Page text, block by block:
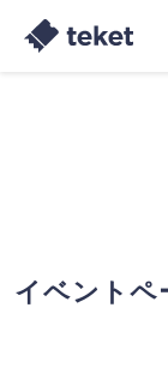
イベントペ